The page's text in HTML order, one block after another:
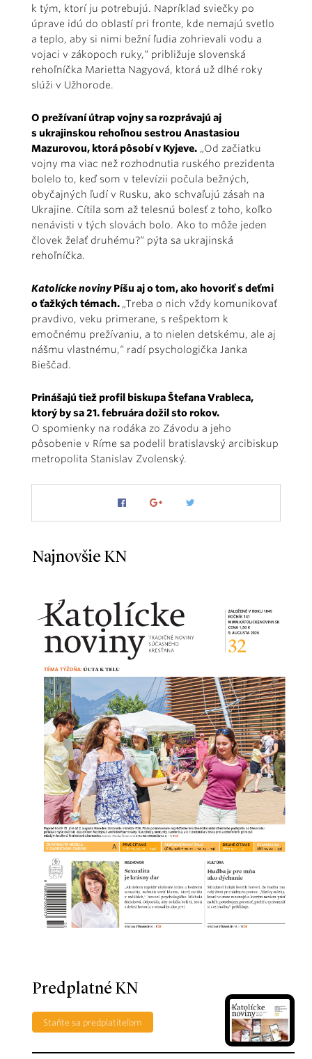
k tým, ktorí ju potrebujú. Napríklad sviečky po
úprave idú do oblastí pri fronte, kde nemajú svetlo
a teplo, aby si nimi bežní ľudia zohrievali vodu a
vojaci v zákopoch ruky,“ približuje slovenská
rehoľníčka Marietta Nagyová, ktorá už dlhé roky
slúži v Užhorode.
O prežívaní útrap vojny sa rozprávajú aj
s ukrajinskou rehoľnou sestrou Anastasiou
Mazurovou, ktorá pôsobí v Kyjeve. „Od začiatku
vojny ma viac než rozhodnutia ruského prezidenta
bolelo to, keď som v televízii počula bežných,
obyčajných ľudí v Rusku, ako schvaľujú zásah na
Ukrajine. Cítila som až telesnú bolesť z toho, koľko
nenávisti v tých slovách bolo. Ako to môže jeden
človek želať druhému?“ pýta sa ukrajinská
rehoľníčka.
Katolícke novinyPíšu aj o tom, ako hovoriť s deťmi
o ťažkých témach. „Treba o nich vždy komunikovať
pravdivo, veku primerane, s rešpektom k
emočnému prežívaniu, a to nielen detskému, ale aj
nášmu vlastnému,“ radí psychologička Janka
Bieščad.
Prinášajú tiež profil biskupa Štefana Vrableca,
ktorý by sa 21. februára dožil sto rokov.
O spomienky na rodáka zo Závodu a jeho
pôsobenie v Ríme sa podelil bratislavský arcibiskup
metropolita Stanislav Zvolenský.
Najnovšie KN
Predplatné KN
Staňte sa predplatiteľom